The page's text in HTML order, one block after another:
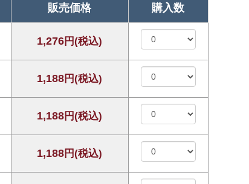
販売価格 購入数
1,276円(税込)
1,188円(税込)
1,188円(税込)
1,188円(税込)